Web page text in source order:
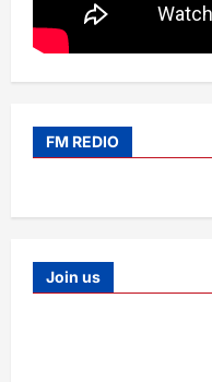
FM REDIO
Join us